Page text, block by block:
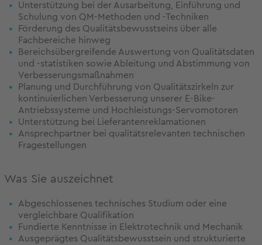
Unterstützung bei der Ausarbeitung, Einführung und
Schulung von QM-Methoden und -Techniken
Förderung des Qualitätsbewusstseins über alle
Fachbereiche hinweg
Bereichsübergreifende Auswertung von Qualitätsdaten
und -statistiken sowie Ableitung und Abstimmung von
Verbesserungsmaßnahmen
Planung und Durchführung von Qualitätszirkeln zur
kontinuierlichen Verbesserung unserer E-Bike-
Antriebssysteme und Hochleistungs-Servomotoren
Unterstützung bei Lieferantenreklamationen
Ansprechpartner bei qualitätsrelevanten technischen
Fragestellungen
Was Sie auszeichnet
Abgeschlossenes technisches Studium oder eine
vergleichbare Qualifikation
Fundierte Kenntnisse in Elektrotechnik und Mechanik
Ausgeprägtes Qualitätsbewusstsein und strukturierte